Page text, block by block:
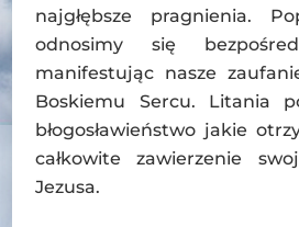
najgłębsze pragnienia.
odnosimy się
manifestując nasze
Boskiemu Sercu. Litania
błogosławieństwo jakie
całkowite zawierzenie
Jezusa.